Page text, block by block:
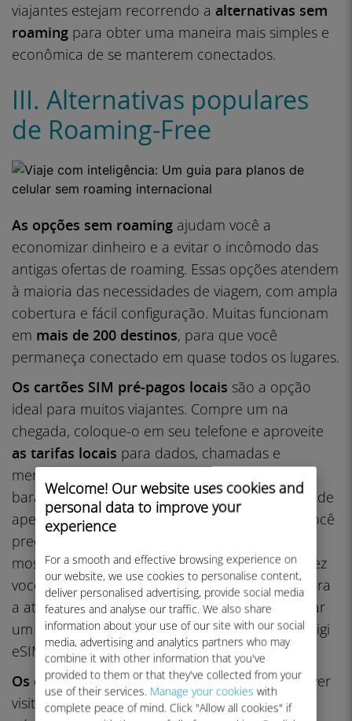
Welcome! Our website uses cookies and
personal data to improve your
experience
For a smooth and effective browsing experience on
our website, we use cookies to personalise content,
deliver personalised advertising, provide social media
features and analyse our traffic. We also share
information about your use of our site with our social
media, advertising and analytics partners who may
combine it with other information that you've
provided to them or that they've collected from your
use of their services. Manage your cookies with
complete peace of mind. Click "Allow all cookies" if
viajantes estejam recorrendo a alternativas sem
roaming para obter uma maneira mais simples e
econômica de se manterem conectados.
III. Alternativas populares
de Roaming-Free
As opções sem roaming ajudam você a
economizar dinheiro e a evitar o incômodo das
antigas ofertas de roaming. Essas opções atendem
à maioria das necessidades de viagem, com ampla
cobertura e fácil configuração. Muitas funcionam
em mais de 200 destinos, para que você
permaneça conectado em quase todos os lugares.
Os cartões SIM pré-pagos locais são a opção
ideal para muitos viajantes. Compre um na
chegada, coloque-o em seu telefone e aproveite
as tarifas locais para dados, chamadas e
mensagens de texto. Em geral, eles são mais
baratos do que o roaming, com alguns a partir de
apenasUS$ 5 por dia
. A desvantagem: talvez você
precise trocar de SIM ao cruzar as fronteiras e
mostrar sua identidade para comprar um. Talvez
você tenha que esperar 30 minutos ou mais para
a ativação. Você também não poderá recarregar
um plano depois de usá-lo (ao contrário do Ubigi
eSIM).
Os cartões SIM globais são ideais se você estiver
visitando vários países. Com um cartão e um